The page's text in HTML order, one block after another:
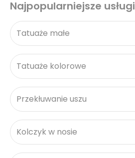
Najpopularniejsze usługi
Tatuaże małe
Tatuaże kolorowe
Przekłuwanie uszu
Kolczyk w nosie